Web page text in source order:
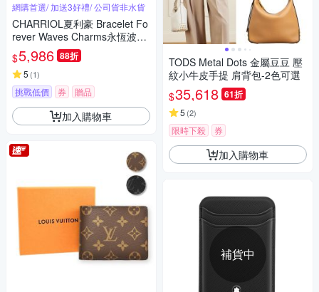
網購首選/ 加送3好禮/ 公司貨非水貨
CHARRIOL夏利豪 Bracelet Fo
rever Waves Charms永恆波浪
墜飾手鍊玫瑰金 C6(06-102-11
39-15)
$5,986 88折
5 (1)
挑戰低價 券 贈品
加入購物車
TODS Metal Dots 金屬豆豆 壓
紋小牛皮手提 肩背包-2色可選
$35,618 61折
5 (2)
限時下殺 券
加入購物車
補貨中